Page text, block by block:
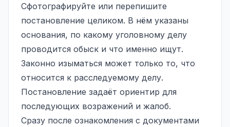
Сфотографируйте или перепишите
постановление целиком. В нём указаны
основания, по какому уголовному делу
проводится обыск и что именно ищут.
Законно изыматься может только то, что
относится к расследуемому делу.
Постановление задаёт ориентир для
последующих возражений и жалоб.
Сразу после ознакомления с документами